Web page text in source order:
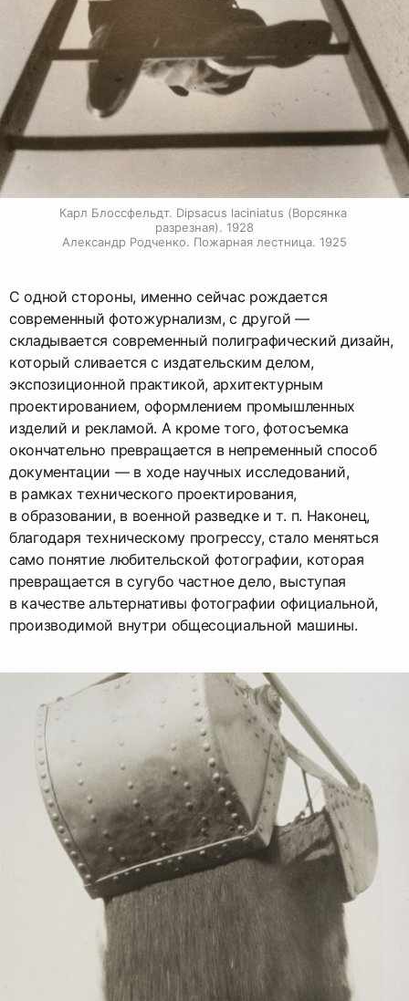
Карл Блоссфельдт. Dipsacus laciniatus (Ворсянка
разрезная). 1928
Александр Родченко. Пожарная лестница. 1925
С одной стороны, именно сейчас рождается
современный фотожурнализм, с другой —
складывается современный полиграфический дизайн,
который сливается с издательским делом,
экспозиционной практикой, архитектурным
проектированием, оформлением промышленных
изделий и рекламой. А кроме того, фотосъемка
окончательно превращается в непременный способ
документации — в ходе научных исследований,
в рамках технического проектирования,
в образовании, в военной разведке и т. п. Наконец,
благодаря техническому прогрессу, стало меняться
само понятие любительской фотографии, которая
превращается в сугубо частное дело, выступая
в качестве альтернативы фотографии официальной,
производимой внутри общесоциальной машины.